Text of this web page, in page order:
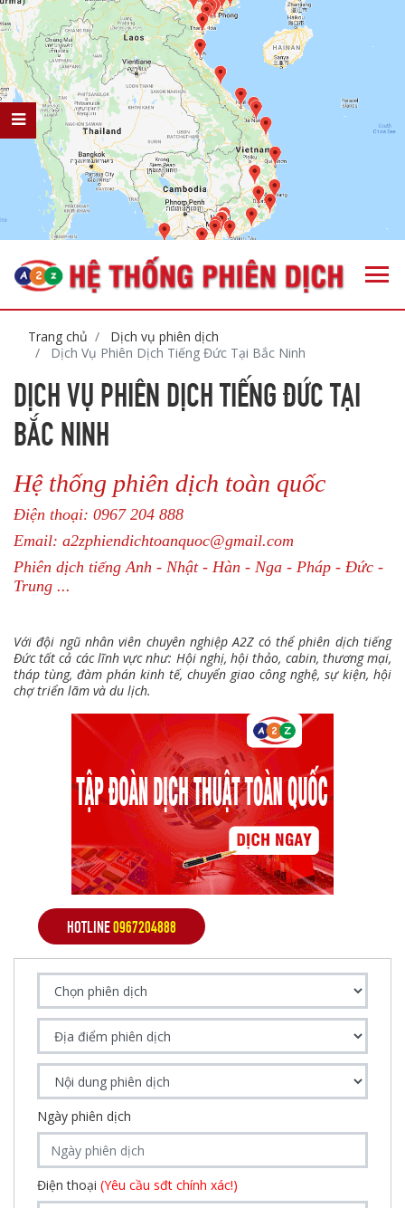
Trang chủ
Dịch vụ phiên dịch
Dịch Vụ Phiên Dịch Tiếng Đức Tại Bắc Ninh
DỊCH VỤ PHIÊN DỊCH TIẾNG ĐỨC TẠI
BẮC NINH
Hệ thống phiên dịch toàn quốc
Điện thoại: 0967 204 888
Email: a2zphiendichtoanquoc@gmail.com
Phiên dịch tiếng Anh - Nhật - Hàn - Nga - Pháp - Đức -
Trung ...
Với đội ngũ nhân viên chuyên nghiệp A2Z có thể phiên dịch tiếng
Đức tất cả các lĩnh vực như: Hội nghị, hội thảo, cabin, thương mại,
tháp tùng, đàm phán kinh tế, chuyển giao công nghệ, sự kiện, hội
chợ triển lãm và du lịch.
HOTLINE0967204888
Ngày phiên dịch
Điện thoại (Yêu cầu sđt chính xác!)